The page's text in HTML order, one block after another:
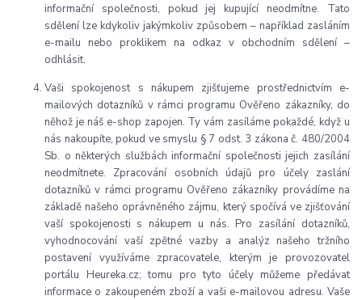
informační společnosti, pokud jej kupující neodmítne. Tato
sdělení lze kdykoliv jakýmkoliv způsobem – například zasláním
e-mailu nebo proklikem na odkaz v obchodním sdělení –
odhlásit.
Vaši spokojenost s nákupem zjišťujeme prostřednictvím e-
mailových dotazníků v rámci programu Ověřeno zákazníky, do
něhož je náš e-shop zapojen. Ty vám zasíláme pokaždé, když u
nás nakoupíte, pokud ve smyslu § 7 odst. 3 zákona č. 480/2004
Sb. o některých službách informační společnosti jejich zasílání
neodmítnete. Zpracování osobních údajů pro účely zaslání
dotazníků v rámci programu Ověřeno zákazníky provádíme na
základě našeho oprávněného zájmu, který spočívá ve zjišťování
vaší spokojenosti s nákupem u nás. Pro zasílání dotazníků,
vyhodnocování vaší zpětné vazby a analýz našeho tržního
postavení využíváme zpracovatele, kterým je provozovatel
portálu Heureka.cz; tomu pro tyto účely můžeme předávat
informace o zakoupeném zboží a vaši e-mailovou adresu. Vaše